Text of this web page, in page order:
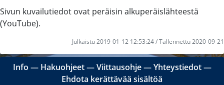
Sivun kuvailutiedot ovat peräisin alkuperäislähteestä
(YouTube).
Julkaistu 2019-01-12 12:53:24 / Tallennettu 2020-09-21
Info ― Hakuohjeet―Viittausohje―Yhteystiedot―
Ehdota kerättävää sisältöä